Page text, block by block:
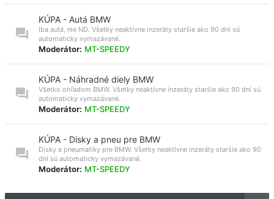
KÚPA - Autá BMW
Iba autá, nie ND. Všetky neaktívne inzeráty staršie ako 90 dní sú
automaticky vymazávané.
Moderátor: MT-SPEEDY
KÚPA - Náhradné diely BMW
Všetko ohľadom BMW. Všetky neaktívne inzeráty staršie ako 90 dní sú
automaticky vymazávané.
Moderátor: MT-SPEEDY
KÚPA - Disky a pneu pre BMW
Disky a pneumatiky pre BMW. Všetky neaktívne inzeráty staršie ako 90
dní sú automaticky vymazávané.
Moderátor: MT-SPEEDY